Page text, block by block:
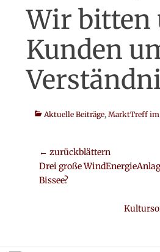
Wir bitten
Kunden
Kategorien
Aktuelle Beiträge, MarktTreff im
Beitrags-
Navigation
← zurückblättern
Vorheriger
Beitrag:
Drei große
Bissee?